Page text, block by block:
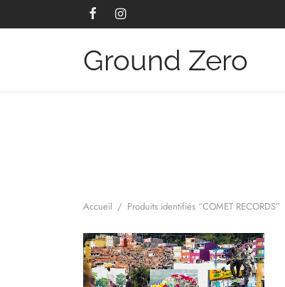
Ground Zero
Accueil / Produits identifiés “COMET RECORDS”